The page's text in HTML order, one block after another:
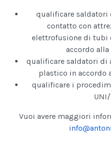
qualificare saldatori
contatto con
elettrofusione di tubi
accordo alla
qualificare saldatori di
plastico in accordo
qualificare i
UNI/
Vuoi avere maggiori